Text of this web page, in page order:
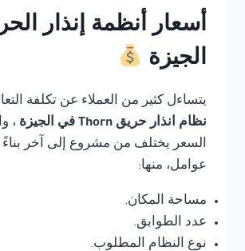
أسعار أنظمة إنذار
الجيزة
يتساءل كثير من العملاء عن تكلفة
نظام انذار حريق Thorn في الجيزة
،
السعر يختلف من مشروع إلى آخر
عوامل، منها:
مساحة المكان.
عدد الطوابق.
نوع النظام المطلوب.